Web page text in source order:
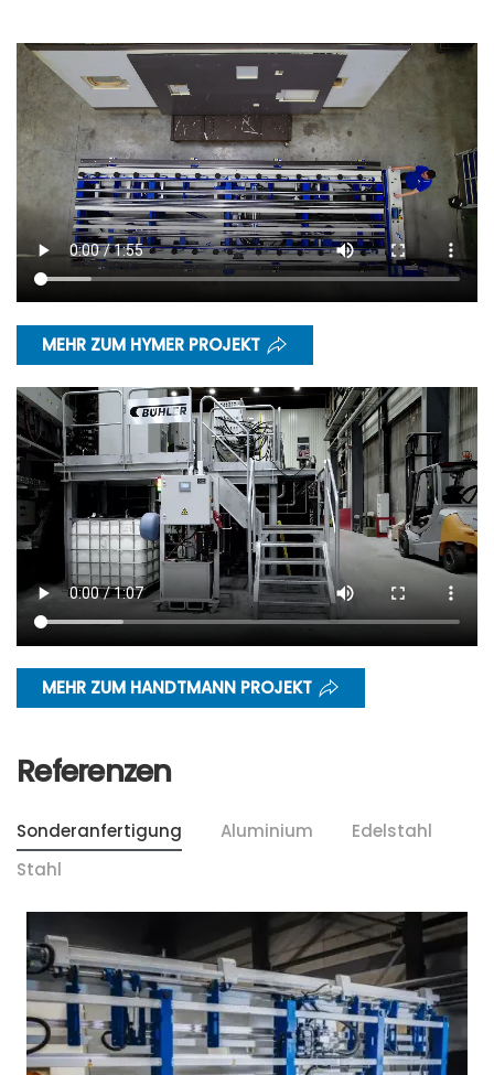
MEHR ZUM HYMER PROJEKT
MEHR ZUM HANDTMANN PROJEKT
Referenzen
Sonderanfertigung Aluminium
Edelstahl
Stahl